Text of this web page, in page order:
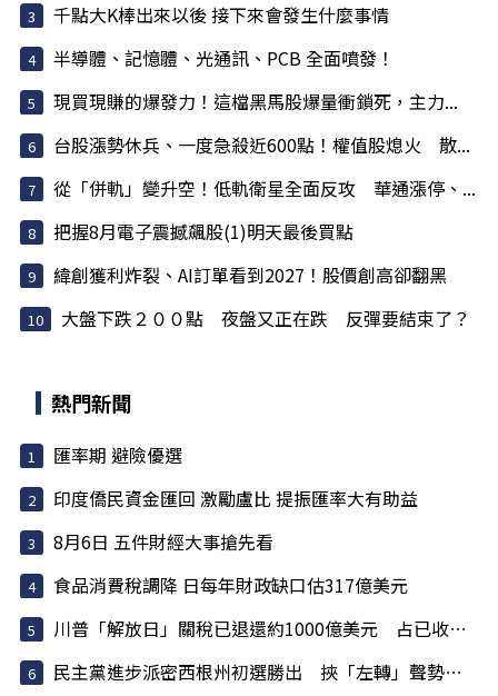
千點大K棒出來以後 接下來會發生什麼事情
半導體、記憶體、光通訊、PCB 全面噴發！
現買現賺的爆發力！這檔黑馬股爆量衝鎖死，主力...
台股漲勢休兵、一度急殺近600點！權值股熄火 散...
從「併軌」變升空！低軌衛星全面反攻 華通漲停、...
把握8月電子震撼飆股(1)明天最後買點
緯創獲利炸裂、AI訂單看到2027！股價創高卻翻黑
大盤下跌２００點 夜盤又正在跌 反彈要結束了？
熱門新聞
匯率期 避險優選
印度僑民資金匯回 激勵盧比 提振匯率大有助益
8月6日 五件財經大事搶先看
食品消費稅調降 日每年財政缺口估317億美元
川普「解放日」關稅已退還約1000億美元 占已收稅6成
民主黨進步派密西根州初選勝出 挾「左轉」聲勢挑戰建制派